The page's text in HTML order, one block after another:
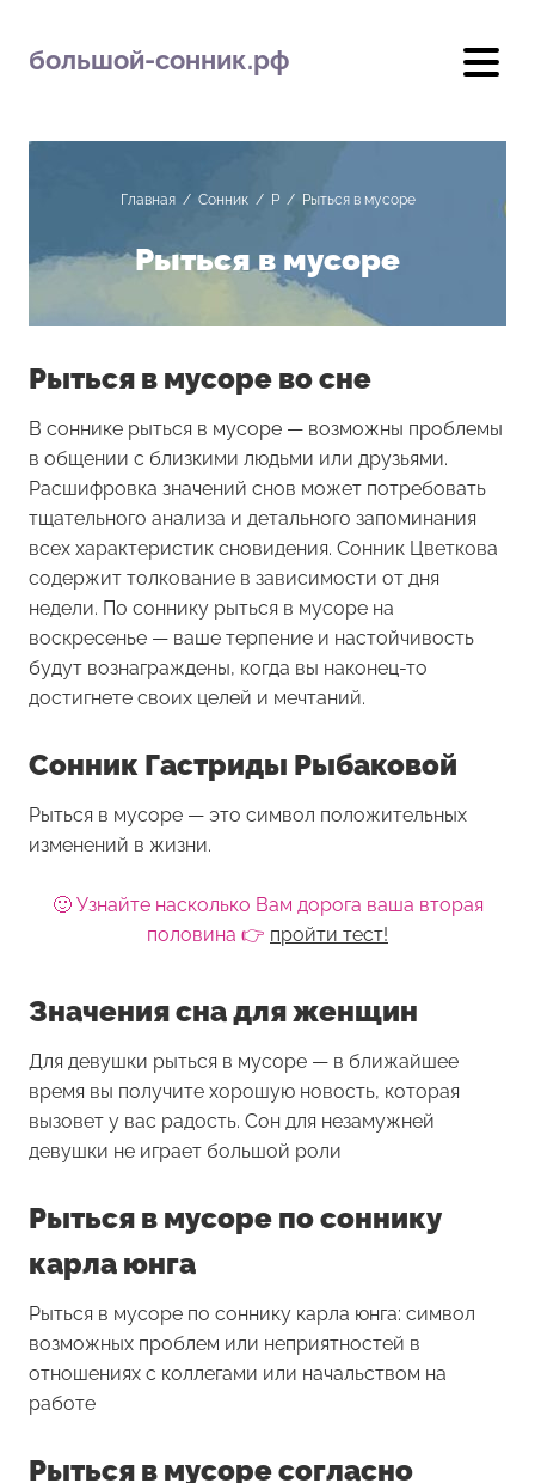
большой-сонник.рф
Главная/ Сонник/ Р/ Рыться в мусоре
Рыться в мусоре
Рыться в мусоре во сне
В соннике рыться в мусоре — возможны проблемы
в общении с близкими людьми или друзьями.
Расшифровка значений снов может потребовать
тщательного анализа и детального запоминания
всех характеристик сновидения. Сонник Цветкова
содержит толкование в зависимости от дня
недели. По соннику рыться в мусоре на
воскресенье — ваше терпение и настойчивость
будут вознаграждены, когда вы наконец-то
достигнете своих целей и мечтаний.
Сонник Гастриды Рыбаковой
Рыться в мусоре — это символ положительных
изменений в жизни.
🙂 Узнайте насколько Вам дорога ваша вторая
половина 👉 пройти тест!
Значения сна для женщин
Для девушки рыться в мусоре — в ближайшее
время вы получите хорошую новость, которая
вызовет у вас радость. Сон для незамужней
девушки не играет большой роли
Рыться в мусоре по соннику
карла юнга
Рыться в мусоре по соннику карла юнга: символ
возможных проблем или неприятностей в
отношениях с коллегами или начальством на
работе
Рыться в мусоре согласно